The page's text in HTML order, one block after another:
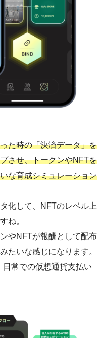
た時の「決済データ」を
させ、トークンやNFTを
な育成シミュレーション
化して、NFTのレベル上
ね。
やNFTが報酬として配布
たいな感じになります。
常での仮想通貨支払い